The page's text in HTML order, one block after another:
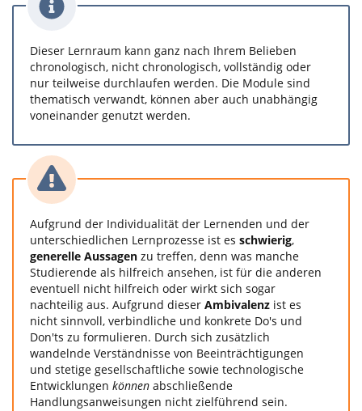
Dieser Lernraum kann ganz nach Ihrem Belieben
chronologisch, nicht chronologisch, vollständig oder
nur teilweise durchlaufen werden. Die Module sind
thematisch verwandt, können aber auch unabhängig
voneinander genutzt werden.
Aufgrund der Individualität der Lernenden und der
unterschiedlichen Lernprozesse ist es schwierig,
generelle Aussagen zu treffen, denn was manche
Studierende als hilfreich ansehen, ist für die anderen
eventuell nicht hilfreich oder wirkt sich sogar
nachteilig aus. Aufgrund dieser Ambivalenz ist es
nicht sinnvoll, verbindliche und konkrete Do's und
Don'ts zu formulieren. Durch sich zusätzlich
wandelnde Verständnisse von Beeinträchtigungen
und stetige gesellschaftliche sowie technologische
Entwicklungen können abschließende
Handlungsanweisungen nicht zielführend sein.